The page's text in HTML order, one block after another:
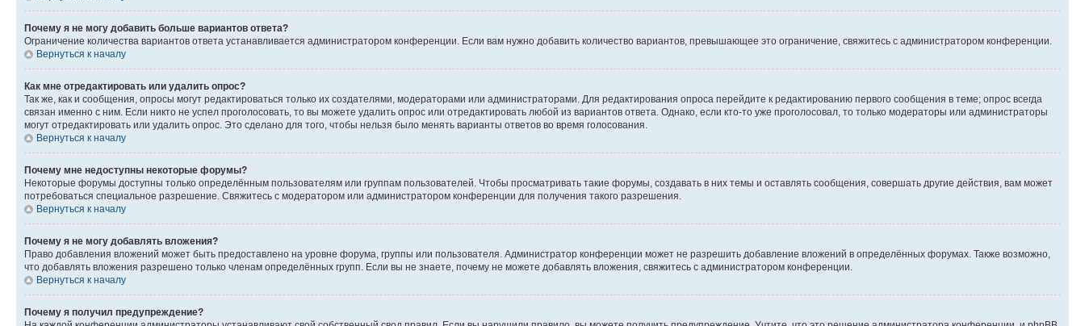
Почему я не могу добавить больше вариантов ответа?
Ограничение количества вариантов ответа устанавливается администратором конференции. Если вам нужно добавить количество вариантов, превышающее это ограничение, свяжитесь с администратором конференции.
Вернуться к началу
Как мне отредактировать или удалить опрос?
Так же, как и сообщения, опросы могут редактироваться только их создателями, модераторами или администраторами. Для редактирования опроса перейдите к редактированию первого сообщения в теме; опрос всегда
связан именно с ним. Если никто не успел проголосовать, то вы можете удалить опрос или отредактировать любой из вариантов ответа. Однако, если кто-то уже проголосовал, то только модераторы или администраторы
могут отредактировать или удалить опрос. Это сделано для того, чтобы нельзя было менять варианты ответов во время голосования.
Вернуться к началу
Почему мне недоступны некоторые форумы?
Некоторые форумы доступны только определённым пользователям или группам пользователей. Чтобы просматривать такие форумы, создавать в них темы и оставлять сообщения, совершать другие действия, вам может
потребоваться специальное разрешение. Свяжитесь с модератором или администратором конференции для получения такого разрешения.
Вернуться к началу
Почему я не могу добавлять вложения?
Право добавления вложений может быть предоставлено на уровне форума, группы или пользователя. Администратор конференции может не разрешить добавление вложений в определённых форумах. Также возможно,
что добавлять вложения разрешено только членам определённых групп. Если вы не знаете, почему не можете добавлять вложения, свяжитесь с администратором конференции.
Вернуться к началу
Почему я получил предупреждение?